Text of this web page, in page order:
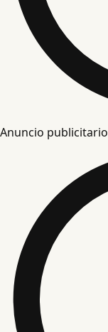
Anuncio publicitario